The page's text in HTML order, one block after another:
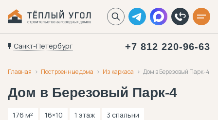
Санкт-Петербург +7 812 220-96-63
Главная Построенные дома Из каркаса Дом в Березовый Парк-4
Дом в Березовый Парк-4
176 м² 16×10 1 этаж 3 спальни